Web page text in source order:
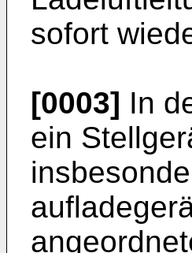
sofort
[0003] In
ein